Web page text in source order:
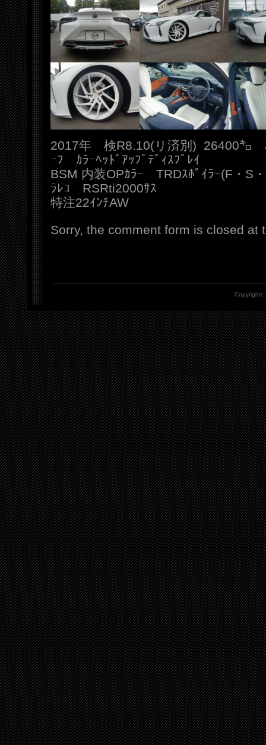
2017年 検R8.10(リ済別) 26400㌔
ｰﾌ ｶﾗｰﾍｯﾄﾞｱｯﾌﾟﾃﾞｨｽﾌﾟﾚｲ
BSM 内装OPｶﾗｰ TRDｽﾎﾟｲﾗｰ(F・S
ﾗﾚｺ RSRti2000ｻｽ
特注22ｲﾝﾁAW
Sorry, the comment form is closed at
Copyrightc